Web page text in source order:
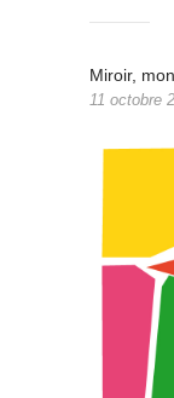
Miroir,
11 octobre